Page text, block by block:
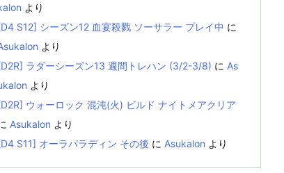
より
S12] シーズン12 血宴殺戮 ソーサラー プレイ中 に
より
ラダーシーズン13 週間トレハン (3/2-3/8) に As
より
ウォーロック 混沌(火) ビルド ナイトメアクリア
Asukalon より
S11] オーラパラディン その後 に Asukalon より